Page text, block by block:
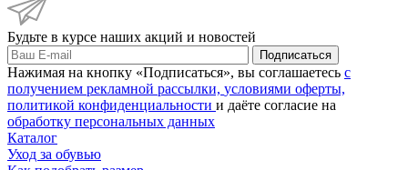
Будьте в курсе наших акций и новостей
Подписаться
Нажимая на кнопку «Подписаться», вы соглашаетесь с
получением рекламной рассылки, условиями оферты,
политикой конфиденциальности и даёте согласие на
обработку персональных данных
Каталог
Уход за обувью